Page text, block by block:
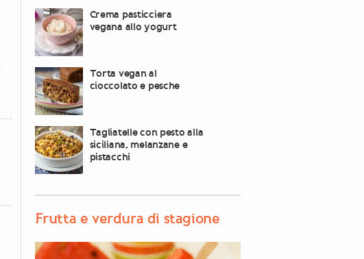
Crema pasticciera
vegana allo yogurt
Torta vegan al
cioccolato e pesche
Tagliatelle con pesto alla
siciliana, melanzane e
pistacchi
Frutta e verdura di stagione